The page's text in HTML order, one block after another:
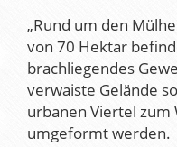
„Rund um den
von 70 Hektar
brachliegendes
verwaiste Gelände
urbanen Viertel
umgeformt werden.